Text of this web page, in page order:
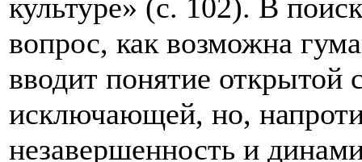
культуре» (с. 102). В
вопрос, как возможна
вводит понятие открытой
исключающей, но,
незавершенность и